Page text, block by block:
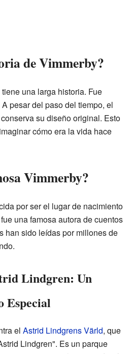
de Vimmerby?
una larga historia. Fue
A pesar del paso del tiempo, el
su diseño original. Esto
cómo era la vida hace
Vimmerby?
por ser el lugar de nacimiento
una famosa autora de cuentos
han sido leídas por millones de
Lindgren: Un
Especial
el Astrid Lindgrens Värld, que
Lindgren". Es un parque